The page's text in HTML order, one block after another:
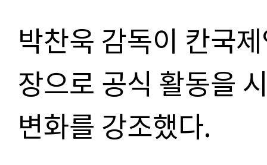
박찬욱 감독이 칸국
장으로 공식 활동을
변화를 강조했다.